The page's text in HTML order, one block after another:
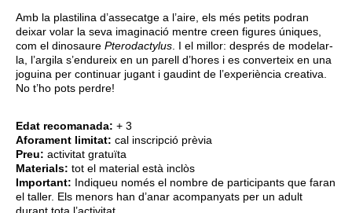
Amb la plastilina d’assecatge a l’aire, els més petits podran
deixar volar la seva imaginació mentre creen figures úniques,
com el dinosaure Pterodactylus. I el millor: després de modelar-
la, l’argila s’endureix en un parell d’hores i es converteix en una
joguina per continuar jugant i gaudint de l’experiència creativa.
No t’ho pots perdre!
Edat recomanada: + 3
Aforament limitat: cal inscripció prèvia
Preu: activitat gratuïta
Materials: tot el material està inclòs
Important: Indiqueu només el nombre de participants que faran
el taller. Els menors han d’anar acompanyats per un adult